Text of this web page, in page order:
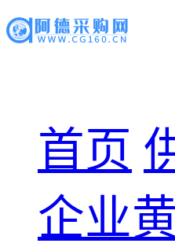
首页
企业